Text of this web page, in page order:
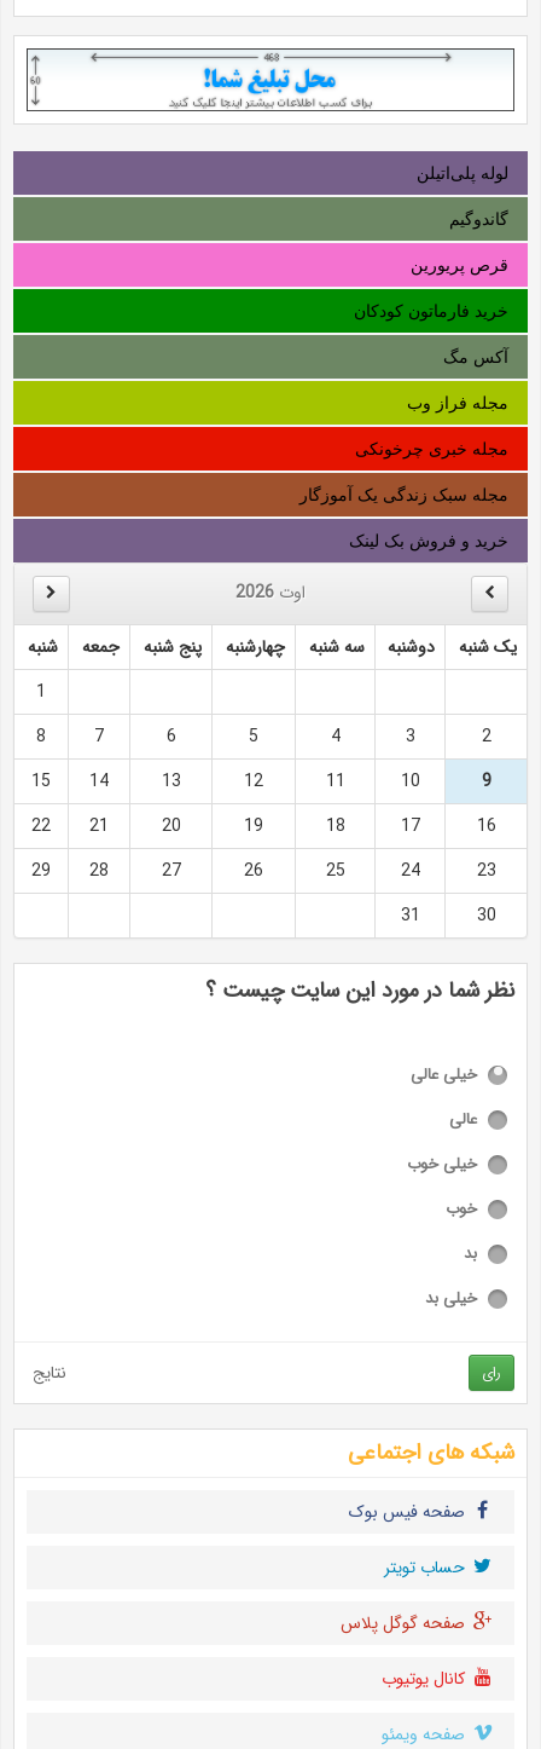
لوله‌ پلی‌اتیلن
گاندوگیم
قرص پریورین
خرید فارماتون کودکان
آکس مگ
مجله فراز وب
مجله خبری چرخونکی
مجله سبک زندگی یک آموزگار
خرید و فروش بک لینک
اوت 2026
یک شنبه دوشنبه سه شنبه چهارشنبه پنج شنبه جمعه
شنبه
1
2
3
4
5
6
7
8
9
10
11
12
13
14
15
16
17
18
19
20
21
22
23
24
25
26
27
28
29
30
31
نظر شما در مورد این سایت چیست ؟
خیلی عالی
عالی
خیلی خوب
خوب
بد
خیلی بد
رای نتایج
شبکه های اجتماعی
صفحه فیس بوک
حساب تويتر
صفحه گوگل پلاس
کانال یوتیوب
صفحه ویمئو